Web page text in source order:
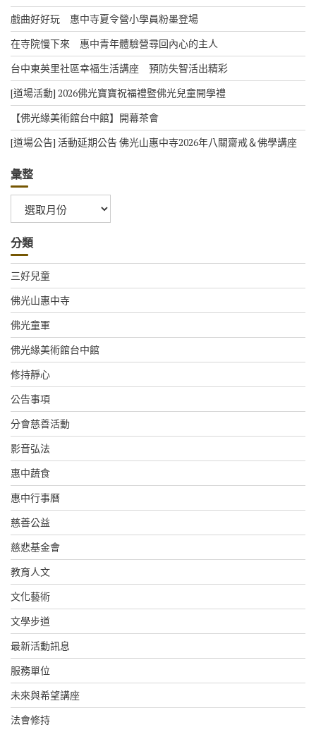
戲曲好好玩 惠中寺夏令營小學員粉墨登場
在寺院慢下來 惠中青年體驗營尋回內心的主人
台中東英里社區幸福生活講座 預防失智活出精彩
[道場活動] 2026佛光寶寶祝福禮暨佛光兒童開學禮
【佛光緣美術館台中館】開幕茶會
[道場公告] 活動延期公告 佛光山惠中寺2026年八關齋戒＆佛學講座
彙整
整
分類
三好兒童
佛光山惠中寺
佛光童軍
佛光緣美術館台中館
修持靜心
公告事項
分會慈善活動
影音弘法
惠中蔬食
惠中行事曆
慈善公益
慈悲基金會
教育人文
文化藝術
文學步道
最新活動訊息
服務單位
未來與希望講座
法會修持